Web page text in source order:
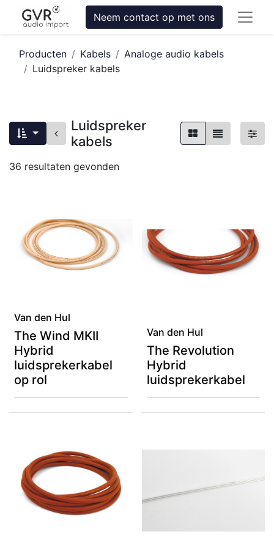
Neem contact op met ons
Producten Kabels
Analoge audio kabels
Luidspreker kabels
Luidspreker
kabels
36 resultaten gevonden
Van den Hul
The Wind MKII
Hybrid
luidsprekerkabel
op rol
Van den Hul
The Revolution
Hybrid
luidsprekerkabel